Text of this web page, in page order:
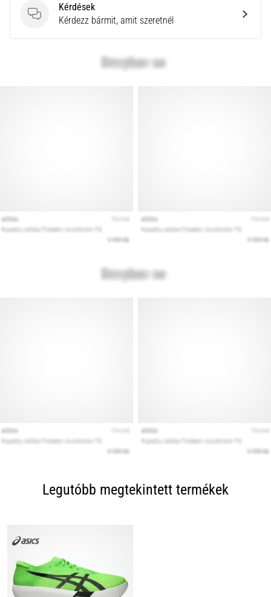
Kérdések
Kérdések
Kérdezz bármit, amit szeretnél
Legutóbb megtekintett termékek